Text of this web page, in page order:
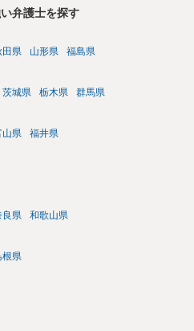
弁護士を探す
田県 山形県 福島県
茨城県 栃木県 群馬県
山県 福井県
良県 和歌山県
根県